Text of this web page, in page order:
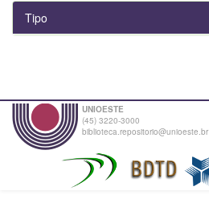
Tipo
UNIOESTE
(45) 3220-3000
biblioteca.repositorio@unioeste.br